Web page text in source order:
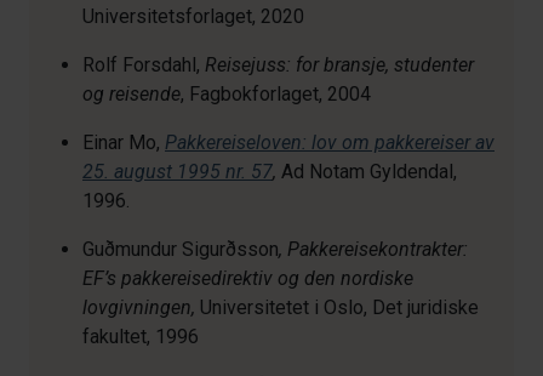
Universitetsforlaget, 2020
Rolf Forsdahl, Reisejuss: for bransje, studenter
og reisende, Fagbokforlaget, 2004
Einar Mo, Pakkereiseloven: lov om pakkereiser av
25. august 1995 nr. 57, Ad Notam Gyldendal,
1996.
Guðmundur Sigurðsson, Pakkereisekontrakter:
EF’s pakkereisedirektiv og den nordiske
lovgivningen, Universitetet i Oslo, Det juridiske
fakultet, 1996